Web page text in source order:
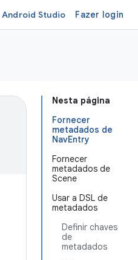
Android Studio Fazer login
Nesta página
Fornecer
metadados de
NavEntry
Fornecer
metadados de
Scene
Usar a DSL de
metadados
Definir chaves
de
metadados